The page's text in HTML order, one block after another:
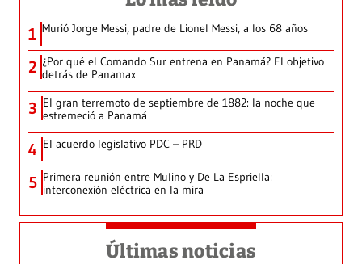
1 Murió Jorge Messi, padre de Lionel Messi, a los 68 años
2 ¿Por qué el Comando Sur entrena en Panamá? El objetivo
detrás de Panamax
3 El gran terremoto de septiembre de 1882: la noche que
estremeció a Panamá
4 El acuerdo legislativo PDC – PRD
5 Primera reunión entre Mulino y De La Espriella:
interconexión eléctrica en la mira
Últimas noticias